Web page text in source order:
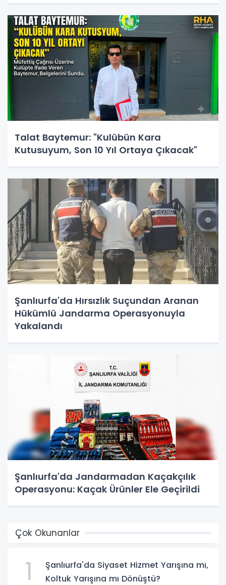
Talat Baytemur: "Kulübün Kara
Kutusuyum, Son 10 Yıl Ortaya Çıkacak"
Şanlıurfa'da Hırsızlık Suçundan Aranan
Hükümlü Jandarma Operasyonuyla
Yakalandı
Şanlıurfa'da Jandarmadan Kaçakçılık
Operasyonu: Kaçak Ürünler Ele Geçirildi
Çok Okunanlar
1
Şanlıurfa'da Siyaset Hizmet Yarışına mı,
Koltuk Yarışına mı Dönüştü?